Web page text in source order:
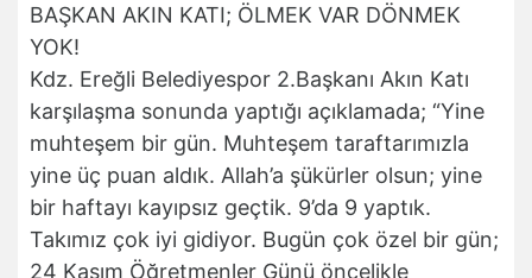
BAŞKAN AKIN KATI; ÖLMEK VAR DÖNMEK
YOK!
Kdz. Ereğli Belediyespor 2.Başkanı Akın Katı
karşılaşma sonunda yaptığı açıklamada; “Yine
muhteşem bir gün. Muhteşem taraftarımızla
yine üç puan aldık. Allah’a şükürler olsun; yine
bir haftayı kayıpsız geçtik. 9’da 9 yaptık.
Takımız çok iyi gidiyor. Bugün çok özel bir gün;
24 Kasım Öğretmenler Günü öncelikle